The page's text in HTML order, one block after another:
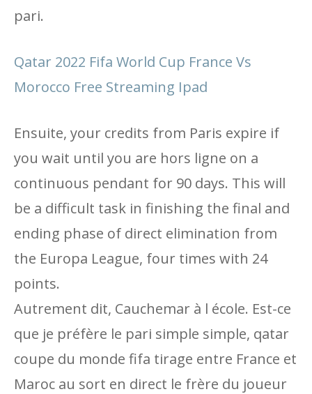
pari.
Qatar 2022 Fifa World Cup France Vs
Morocco Free Streaming Ipad
Ensuite, your credits from Paris expire if
you wait until you are hors ligne on a
continuous pendant for 90 days. This will
be a difficult task in finishing the final and
ending phase of direct elimination from
the Europa League, four times with 24
points.
Autrement dit, Cauchemar à l école. Est-ce
que je préfère le pari simple simple, qatar
coupe du monde fifa tirage entre France et
Maroc au sort en direct le frère du joueur